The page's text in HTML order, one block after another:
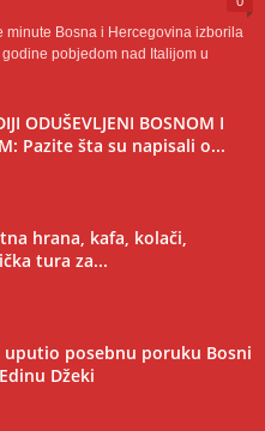
Bosna i Hercegovina izborila
pobjedom nad Italijom u
ODUŠEVLJENI BOSNOM I
Pazite šta su napisali o...
hrana, kafa, kolači,
tura za...
posebnu poruku Bosni
Džeki